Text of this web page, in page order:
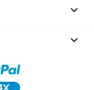

